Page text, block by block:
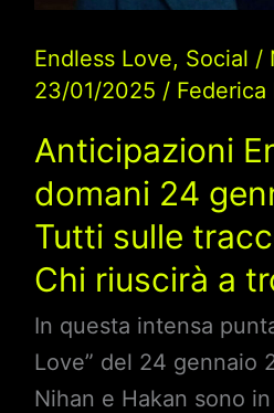
Endless Love, Social /
23/01/2025 / Federica
Anticipazioni
domani 24
Tutti sulle
Chi riuscirà a
In questa intensa
Love” del 24 gennaio
Nihan e Hakan sono